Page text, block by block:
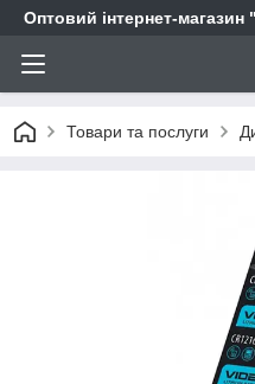
Оптовий інтернет-
Товари та послуги